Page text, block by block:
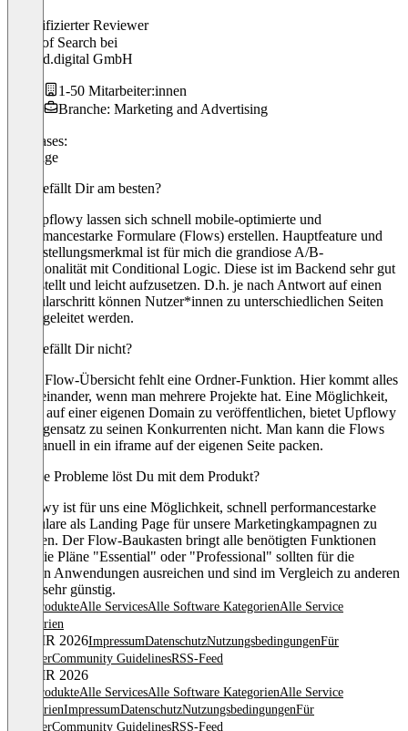
Verifizierter Reviewer
Head of Search bei
hooked.digital GmbH
1-50 Mitarbeiter:innen
Branche: Marketing and Advertising
Use cases:
Umfrage
Was gefällt Dir am besten?
Mit Upflowy lassen sich schnell mobile-optimierte und
performancestarke Formulare (Flows) erstellen. Hauptfeature und
Alleinstellungsmerkmal ist für mich die grandiose A/B-
Funktionalität mit Conditional Logic. Diese ist im Backend sehr gut
dargestellt und leicht aufzusetzen. D.h. je nach Antwort auf einen
Formularschritt können Nutzer*innen zu unterschiedlichen Seiten
weitergeleitet werden.
Was gefällt Dir nicht?
In der Flow-Übersicht fehlt eine Ordner-Funktion. Hier kommt alles
durcheinander, wenn man mehrere Projekte hat. Eine Möglichkeit,
Flows auf einer eigenen Domain zu veröffentlichen, bietet Upflowy
im Gegensatz zu seinen Konkurrenten nicht. Man kann die Flows
nur manuell in ein iframe auf der eigenen Seite packen.
Welche Probleme löst Du mit dem Produkt?
Upflowy ist für uns eine Möglichkeit, schnell performancestarke
Formulare als Landing Page für unsere Marketingkampagnen zu
erstellen. Der Flow-Baukasten bringt alle benötigten Funktionen
mit. Die Pläne "Essential" oder "Professional" sollten für die
meisten Anwendungen ausreichen und sind im Vergleich zu anderen
Tools sehr günstig.
Alle ProdukteAlle ServicesAlle Software KategorienAlle Service
Kategorien
© OMR 2026ImpressumDatenschutzNutzungsbedingungenFür
AnbieterCommunity GuidelinesRSS-Feed
© OMR 2026
Alle ProdukteAlle ServicesAlle Software KategorienAlle Service
KategorienImpressumDatenschutzNutzungsbedingungenFür
AnbieterCommunity GuidelinesRSS-Feed